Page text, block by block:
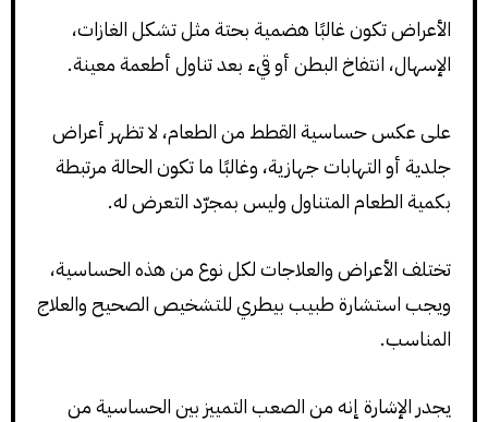
الأعراض تكون غالبًا هضمية بحتة مثل تشكل الغازات،
الإسهال، انتفاخ البطن أو قيء بعد تناول أطعمة معينة.
على عكس حساسية القطط من الطعام، لا تظهر أعراض
جلدية أو التهابات جهازية، وغالبًا ما تكون الحالة مرتبطة
بكمية الطعام المتناول وليس بمجرّد التعرض له.
تختلف الأعراض والعلاجات لكل نوع من هذه الحساسية،
ويجب استشارة طبيب بيطري للتشخيص الصحيح والعلاج
المناسب.
يجدر الإشارة إنه من الصعب التمييز بين الحساسية من